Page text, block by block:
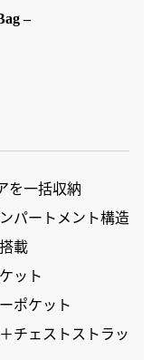
–
を一括収納
パートメント構造
載
ット
ポケット
チェストストラッ